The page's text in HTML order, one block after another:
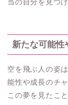
当の自分を見つ
新たな可能性
空を飛ぶ人の姿
能性や成長のチ
この夢を見たこ